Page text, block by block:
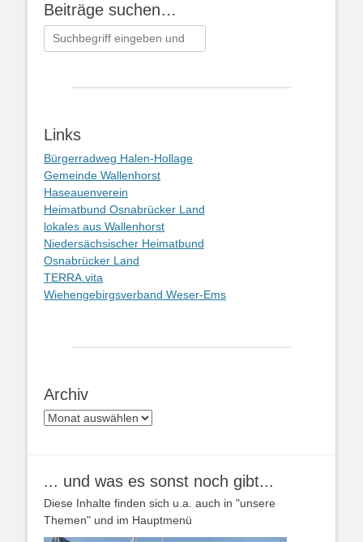
Beiträge suchen…
Suchen
nach:
Links
Bürgerradweg Halen-Hollage
Gemeinde Wallenhorst
Haseauenverein
Heimatbund Osnabrücker Land
lokales aus Wallenhorst
Niedersächsischer Heimatbund
Osnabrücker Land
TERRA.vita
Wiehengebirgsverband Weser-Ems
Archiv
Archiv
... und was es sonst noch gibt...
Diese Inhalte finden sich u.a. auch in "unsere
Themen" und im Hauptmenü